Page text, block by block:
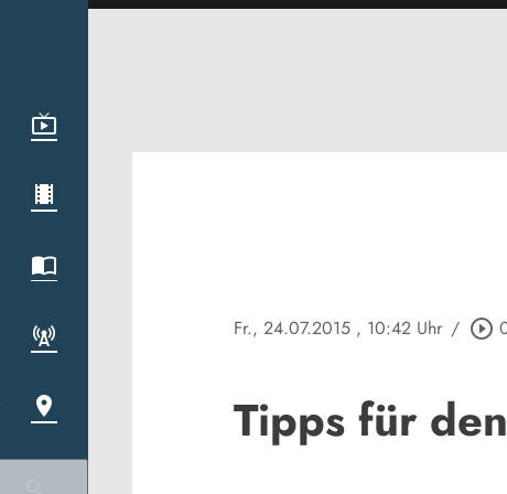
Fr., 24.07.2015 , 10:42 Uhr / play_circle_outline
Tipps für